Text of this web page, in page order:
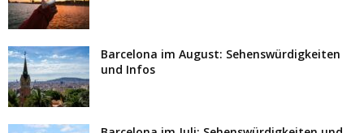
Barcelona im August: Sehenswürdigkeiten
und Infos